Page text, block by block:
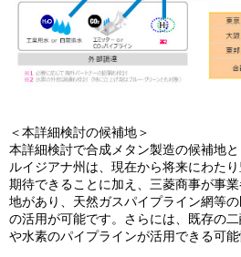
＜本詳細検討の候補地＞
本詳細検討で合成メタン製造の候補地
ルイジアナ州は、現在から将来にわた
期待できることに加え、三菱商事が事
地があり、天然ガスパイプライン網等
の活用が可能です。さらには、既存の
や水素のパイプラインが活用できる可能